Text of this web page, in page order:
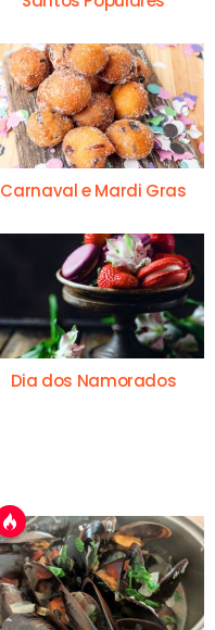
Carnaval e Mardi Gras
Dia dos Namorados